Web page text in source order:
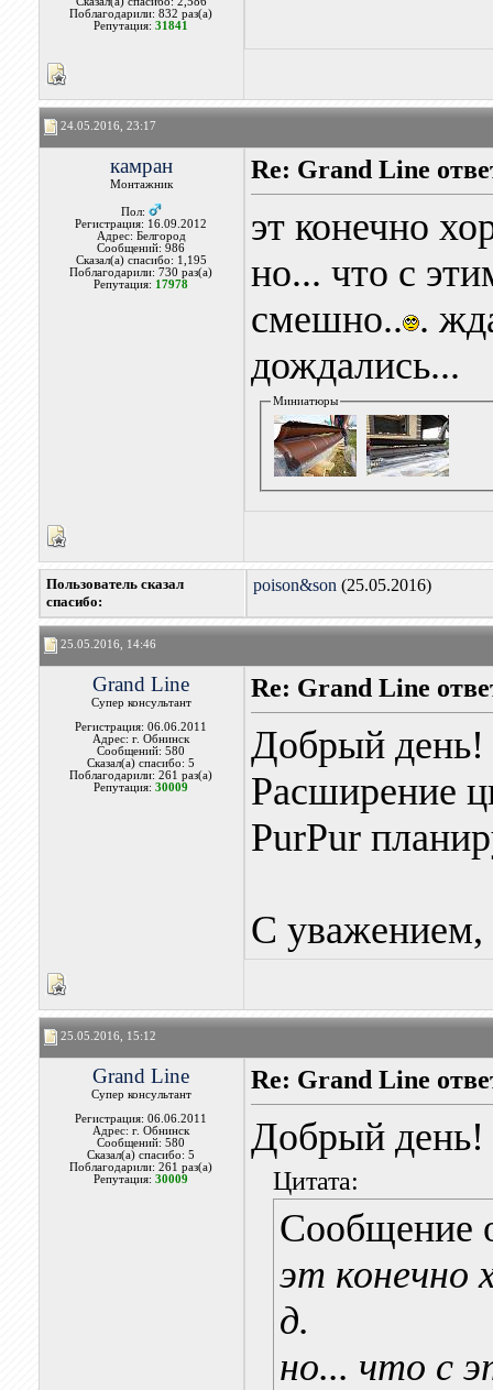
Поблагодарили: 832 раз(а)
Репутация:31841
24.05.2016, 23:17
камран
Монтажник
Пол:
Регистрация: 16.09.2012
Адрес: Белгород
Сообщений: 986
Сказал(а) спасибо: 1,195
Поблагодарили: 730 раз(а)
Репутация: 17978
Re: Grand Line
эт конечно
но... что с
смешно.. .
дождались...
Миниатюры
Пользователь сказал
cпасибо:
poison&son (25.05.2016)
25.05.2016, 14:46
Grand Line
Супер консультант
Регистрация: 06.06.2011
Адрес: г. Обнинск
Сообщений: 580
Сказал(а) спасибо: 5
Поблагодарили: 261 раз(а)
Репутация:30009
Re: Grand Line
Добрый день!
Расширение
PurPur
С уважением,
25.05.2016, 15:12
Grand Line
Супер консультант
Регистрация: 06.06.2011
Адрес: г. Обнинск
Сообщений: 580
Сказал(а) спасибо: 5
Поблагодарили: 261 раз(а)
Репутация:30009
Re: Grand Line
Добрый день!
Цитата:
Сообщение
эт конечно
д.
но... что с